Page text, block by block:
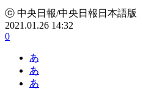
ⓒ 中央日報/中央日報日本語版
2021.01.26 14:32
0
あ
あ
あ